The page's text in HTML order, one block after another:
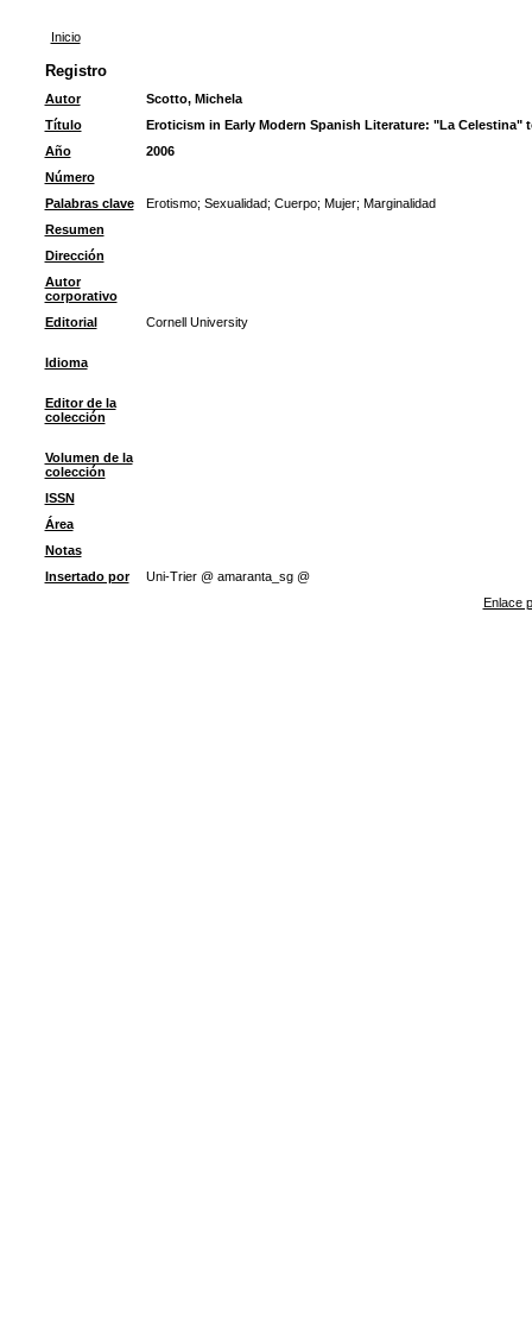
Inicio
Registro
Autor
Scotto, Michela
Título
Eroticism in Early Modern Spanish Literature: "La Celestina"
Año
2006
Número
Palabras clave
Erotismo; Sexualidad; Cuerpo; Mujer; Marginalidad
Resumen
Dirección
Autor
corporativo
Editorial
Cornell University
Idioma
Editor de la
colección
Volumen de la
colección
ISSN
Área
Notas
Insertado por
Uni-Trier @ amaranta_sg @
Enlace